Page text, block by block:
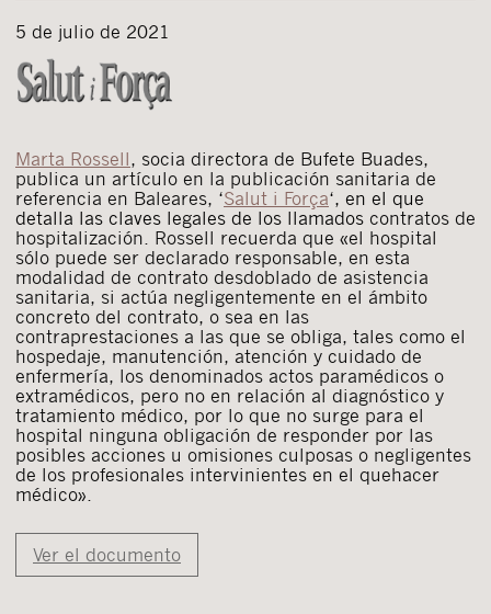
5 de julio de 2021
Marta Rossell, socia directora de Bufete Buades,
publica un artículo en la publicación sanitaria de
referencia en Baleares, ‘Salut i Força‘, en el que
detalla las claves legales de los llamados contratos de
hospitalización. Rossell recuerda que «el hospital
sólo puede ser declarado responsable, en esta
modalidad de contrato desdoblado de asistencia
sanitaria, si actúa negligentemente en el ámbito
concreto del contrato, o sea en las
contraprestaciones a las que se obliga, tales como el
hospedaje, manutención, atención y cuidado de
enfermería, los denominados actos paramédicos o
extramédicos, pero no en relación al diagnóstico y
tratamiento médico, por lo que no surge para el
hospital ninguna obligación de responder por las
posibles acciones u omisiones culposas o negligentes
de los profesionales intervinientes en el quehacer
médico».
Ver el documento